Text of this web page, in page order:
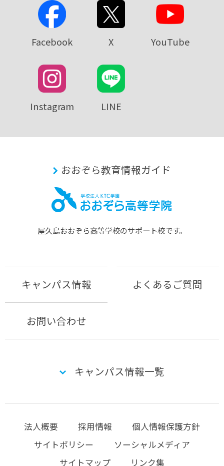
Facebook X YouTube
Instagram LINE
おおぞら教育情報ガイド
屋久島おおぞら⾼等学校のサポート校です。
キャンパス情報 よくあるご質問
お問い合わせ
キャンパス情報一覧
法人概要 採用情報
個人情報保護方針
サイトポリシー
ソーシャルメディア
サイトマップ
リンク集